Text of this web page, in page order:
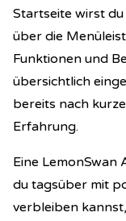
Startseite wirst
über die
Funktionen und
übersichtlich
bereits nach
Erfahrung.
Eine LemonSwan
du tagsüber mit
verbleiben